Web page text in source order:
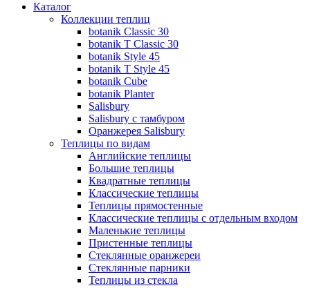
Каталог
Коллекции теплиц
botanik Classic 30
botanik T Classic 30
botanik Style 45
botanik Т Style 45
botanik Cube
botanik Planter
Salisbury
Salisbury с тамбуром
Оранжерея Salisbury
Теплицы по видам
Английские теплицы
Большие теплицы
Квадратные теплицы
Классические теплицы
Теплицы прямостенные
Классические теплицы с отдельным входом
Маленькие теплицы
Пристенные теплицы
Стеклянные оранжереи
Стеклянные парники
Теплицы из стекла